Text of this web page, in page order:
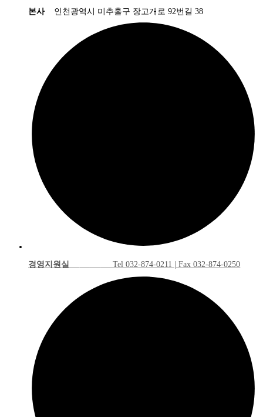
본사 인천광역시 미추홀구 장고개로 92번길 38
경영지원실 Tel 032-874-0211 | Fax 032-874-0250